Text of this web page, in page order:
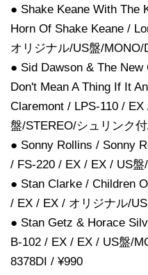
● Shake Keane With The
Horn Of Shake Keane /
オリジナル/US盤/
● Sid Dawson & The
Don't Mean A Thing If It
Claremont / LPS-110 /
盤/STEREO/シュリンク
● Sonny Rollins / Sonny
/ FS-220 / EX / EX / US
● Stan Clarke / Children
/ EX / EX / オリジナル/
● Stan Getz & Horace
B-102 / EX / EX / US盤/
8378DI / ¥990